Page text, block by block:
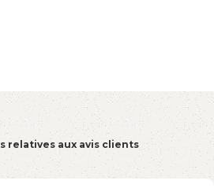
relatives aux avis clients